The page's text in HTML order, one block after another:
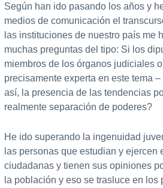
Según han ido pasando los años y
medios de comunicación el
las instituciones de nuestro país me
muchas preguntas del tipo: Si los
miembros de los órganos judiciales
precisamente experta en este tema
así, la presencia de las tendencias
realmente separación de poderes?
He ido superando la ingenuidad
las personas que estudian y ejercen
ciudadanas y tienen sus opiniones
la población y eso se trasluce en los